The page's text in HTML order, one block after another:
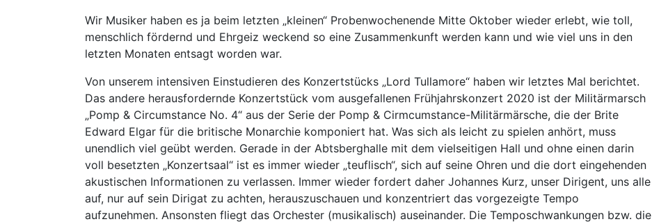
Wir Musiker haben es ja beim letzten „kleinen“ Probenwochenende Mitte Oktober wieder erlebt, wie toll,
menschlich fördernd und Ehrgeiz weckend so eine Zusammenkunft werden kann und wie viel uns in den
letzten Monaten entsagt worden war.
Von unserem intensiven Einstudieren des Konzertstücks „Lord Tullamore“ haben wir letztes Mal berichtet.
Das andere herausfordernde Konzertstück vom ausgefallenen Frühjahrskonzert 2020 ist der Militärmarsch
„Pomp & Circumstance No. 4“ aus der Serie der Pomp & Cirmcumstance-Militärmärsche, die der Brite
Edward Elgar für die britische Monarchie komponiert hat. Was sich als leicht zu spielen anhört, muss
unendlich viel geübt werden. Gerade in der Abtsberghalle mit dem vielseitigen Hall und ohne einen darin
voll besetzten „Konzertsaal“ ist es immer wieder „teuflisch“, sich auf seine Ohren und die dort eingehenden
akustischen Informationen zu verlassen. Immer wieder fordert daher Johannes Kurz, unser Dirigent, uns alle
auf, nur auf sein Dirigat zu achten, herauszuschauen und konzentriert das vorgezeigte Tempo
aufzunehmen. Ansonsten fliegt das Orchester (musikalisch) auseinander. Die Temposchwankungen bzw. die